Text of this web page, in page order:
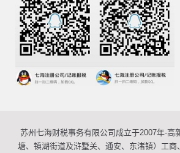
苏州七海财税事务有限公司成立于2007年-高
塘、镇湖街道及浒墅关、通安、东渚镇）工商